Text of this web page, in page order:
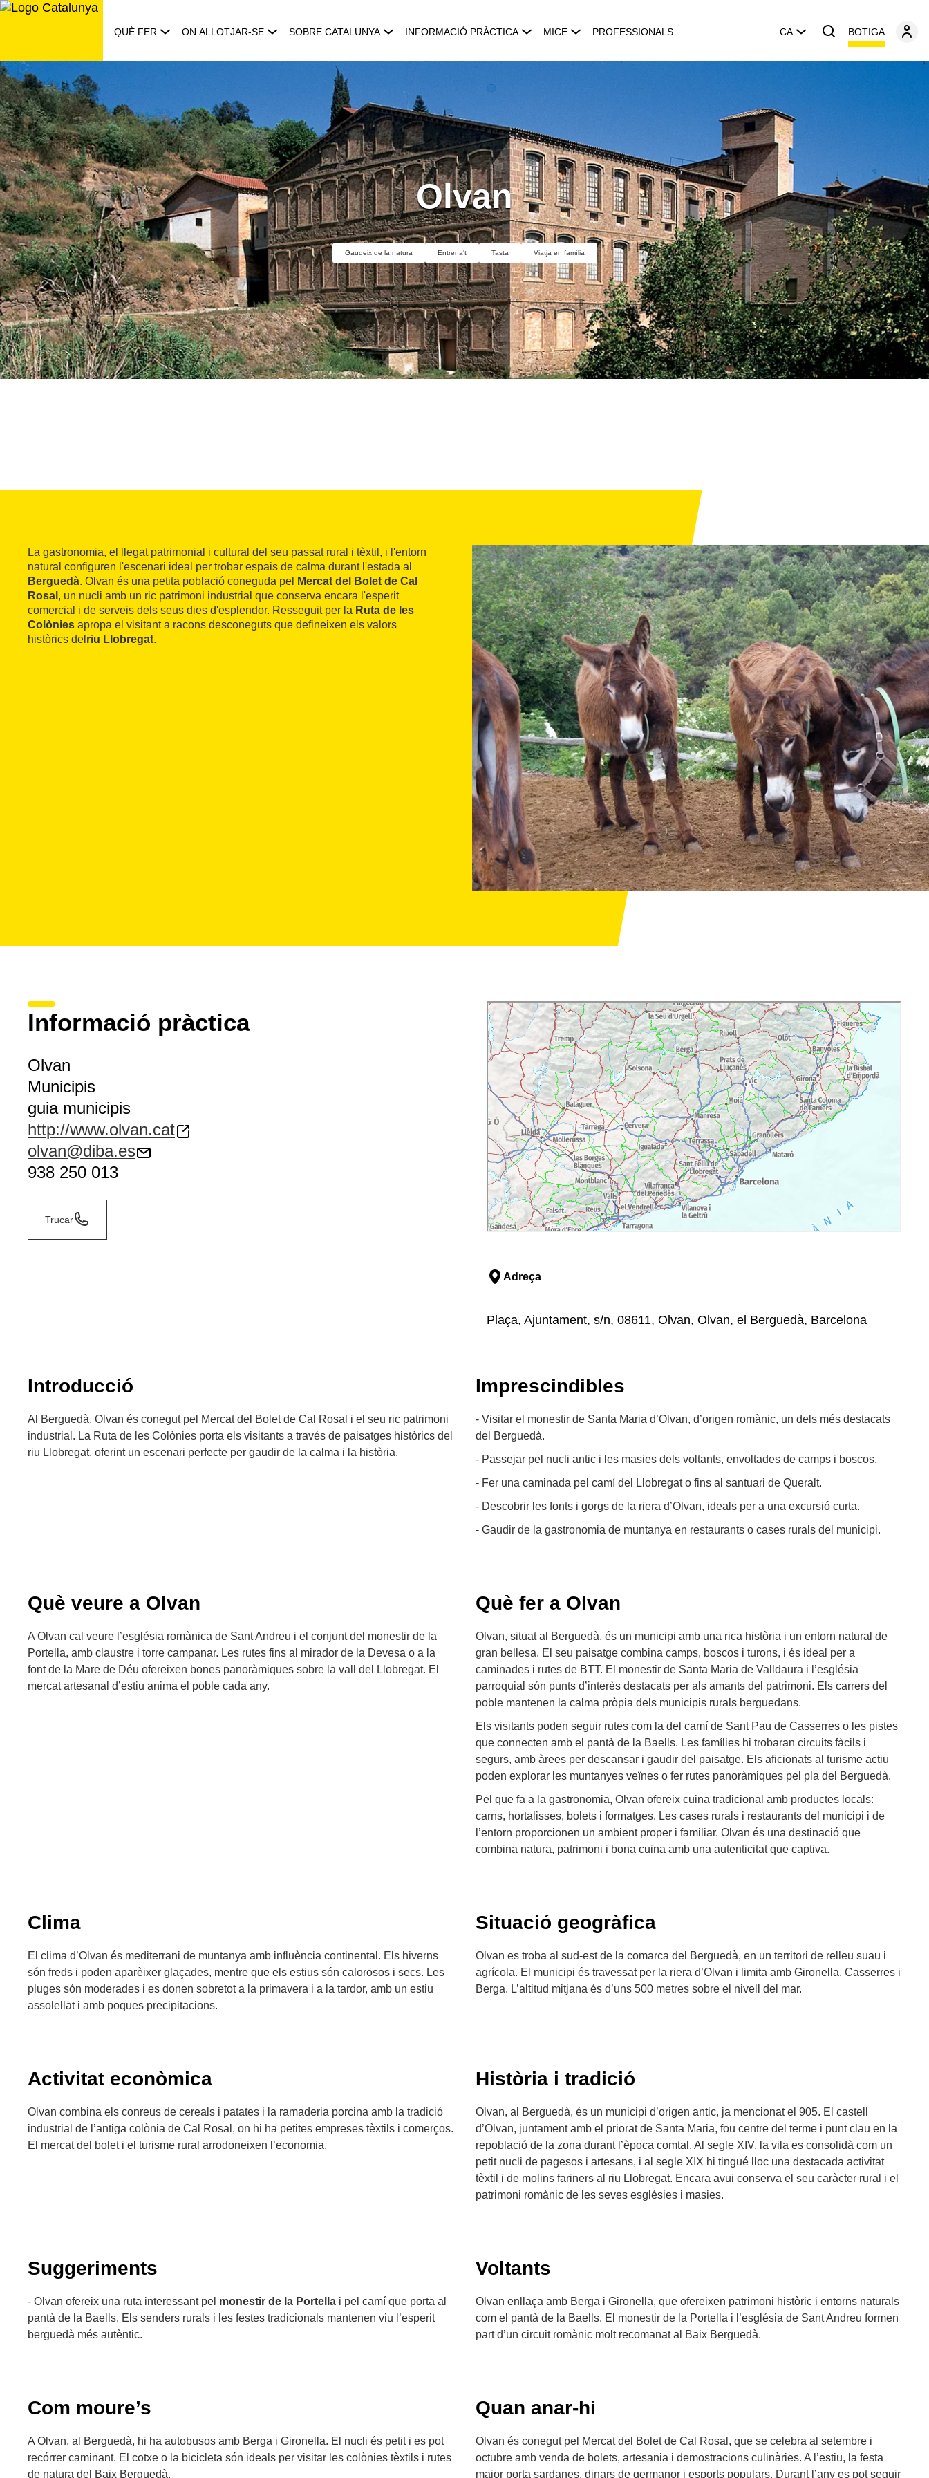
Saltar
QUÈ FER ON ALLOTJAR-SE SOBRE CATALUNYA INFORMACIÓ PRÀCTICA MICE PROFESSIONALS CA BOTIGA
Olvan
Gaudeix de la natura Entrena't Tasta Viatja en família
La gastronomia, el llegat patrimonial i cultural del seu passat rural i tèxtil, i l'entorn
natural configuren l'escenari ideal per trobar espais de calma durant l'estada al
Berguedà. Olvan és una petita població coneguda pel
Mercat del Bolet de Cal
Rosal , un nucli amb un ric patrimoni industrial que conserva encara l'esperit
comercial i de serveis dels seus dies d'esplendor. Resseguit per la Ruta de les
Colònies apropa el visitant a racons desconeguts que defineixen els valors
històrics del riu Llobregat.
Informació pràctica
Olvan
Municipis
guia municipis
http://www.olvan.cat
olvan@diba.es
938 250 013
Trucar
Adreça
Plaça, Ajuntament, s/n, 08611, Olvan, Olvan, el Berguedà, Barcelona
Introducció
Al Berguedà, Olvan és conegut pel Mercat del Bolet de Cal Rosal i el seu ric patrimoni
industrial. La Ruta de les Colònies porta els visitants a través de paisatges històrics del
riu Llobregat, oferint un escenari perfecte per gaudir de la calma i la història.
Imprescindibles
- Visitar el monestir de Santa Maria d’Olvan, d’origen romànic, un dels més destacats
del Berguedà.
- Passejar pel nucli antic i les masies dels voltants, envoltades de camps i boscos.
- Fer una caminada pel camí del Llobregat o fins al santuari de Queralt.
- Descobrir les fonts i gorgs de la riera d’Olvan, ideals per a una excursió curta.
- Gaudir de la gastronomia de muntanya en restaurants o cases rurals del municipi.
Què veure a Olvan
A Olvan cal veure l’església romànica de Sant Andreu i el conjunt del monestir de la
Portella, amb claustre i torre campanar. Les rutes fins al mirador de la Devesa o a la
font de la Mare de Déu ofereixen bones panoràmiques sobre la vall del Llobregat. El
mercat artesanal d’estiu anima el poble cada any.
Què fer a Olvan
Olvan, situat al Berguedà, és un municipi amb una rica història i un entorn natural de
gran bellesa. El seu paisatge combina camps, boscos i turons, i és ideal per a
caminades i rutes de BTT. El monestir de Santa Maria de Valldaura i l’església
parroquial són punts d’interès destacats per als amants del patrimoni. Els carrers del
poble mantenen la calma pròpia dels municipis rurals berguedans.
Els visitants poden seguir rutes com la del camí de Sant Pau de Casserres o les pistes
que connecten amb el pantà de la Baells. Les famílies hi trobaran circuits fàcils i
segurs, amb àrees per descansar i gaudir del paisatge. Els aficionats al turisme actiu
poden explorar les muntanyes veïnes o fer rutes panoràmiques pel pla del Berguedà.
Pel que fa a la gastronomia, Olvan ofereix cuina tradicional amb productes locals:
carns, hortalisses, bolets i formatges. Les cases rurals i restaurants del municipi i de
l’entorn proporcionen un ambient proper i familiar. Olvan és una destinació que
combina natura, patrimoni i bona cuina amb una autenticitat que captiva.
Clima
El clima d’Olvan és mediterrani de muntanya amb influència continental. Els hiverns
són freds i poden aparèixer glaçades, mentre que els estius són calorosos i secs. Les
pluges són moderades i es donen sobretot a la primavera i a la tardor, amb un estiu
assolellat i amb poques precipitacions.
Situació geogràfica
Olvan es troba al sud-est de la comarca del Berguedà, en un territori de relleu suau i
agrícola. El municipi és travessat per la riera d’Olvan i limita amb Gironella, Casserres i
Berga. L’altitud mitjana és d’uns 500 metres sobre el nivell del mar.
Activitat econòmica
Olvan combina els conreus de cereals i patates i la ramaderia porcina amb la tradició
industrial de l’antiga colònia de Cal Rosal, on hi ha petites empreses tèxtils i comerços.
El mercat del bolet i el turisme rural arrodoneixen l’economia.
Història i tradició
Olvan, al Berguedà, és un municipi d’origen antic, ja mencionat el 905. El castell
d’Olvan, juntament amb el priorat de Santa Maria, fou centre del terme i punt clau en la
repoblació de la zona durant l’època comtal. Al segle XIV, la vila es consolidà com un
petit nucli de pagesos i artesans, i al segle XIX hi tingué lloc una destacada activitat
tèxtil i de molins fariners al riu Llobregat. Encara avui conserva el seu caràcter rural i el
patrimoni romànic de les seves esglésies i masies.
Suggeriments
- Olvan ofereix una ruta interessant pel monestir de la Portella i pel camí que porta al
pantà de la Baells. Els senders rurals i les festes tradicionals mantenen viu l’esperit
berguedà més autèntic.
Voltants
Olvan enllaça amb Berga i Gironella, que ofereixen patrimoni històric i entorns naturals
com el pantà de la Baells. El monestir de la Portella i l’església de Sant Andreu formen
part d’un circuit romànic molt recomanat al Baix Berguedà.
Com moure’s
A Olvan, al Berguedà, hi ha autobusos amb Berga i Gironella. El nucli és petit i es pot
recórrer caminant. El cotxe o la bicicleta són ideals per visitar les colònies tèxtils i rutes
de natura del Baix Berguedà.
Quan anar-hi
Olvan és conegut pel Mercat del Bolet de Cal Rosal, que se celebra al setembre i
octubre amb venda de bolets, artesania i demostracions culinàries. A l’estiu, la festa
major porta sardanes, dinars de germanor i esports populars. Durant l’any es pot seguir